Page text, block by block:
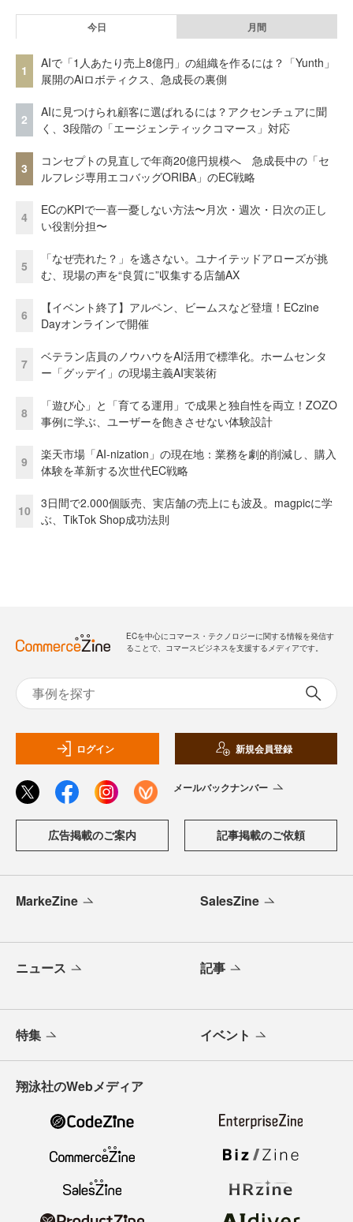
今日 月間
1
AIで「1人あたり売上8億円」の組織を作るには？「Yunth」
展開のAiロボティクス、急成長の裏側
2
AIに見つけられ顧客に選ばれるには？アクセンチュアに聞
く、3段階の「エージェンティックコマース」対応
3
コンセプトの見直しで年商20億円規模へ 急成長中の「セ
ルフレジ専用エコバッグORIBA」のEC戦略
4
ECのKPIで一喜一憂しない方法〜月次・週次・日次の正し
い役割分担〜
5
「なぜ売れた？」を逃さない。ユナイテッドアローズが挑
む、現場の声を“良質に”収集する店舗AX
6
【イベント終了】アルペン、ビームスなど登壇！ECzine
Dayオンラインで開催
7
ベテラン店員のノウハウをAI活用で標準化。ホームセンタ
ー「グッデイ」の現場主義AI実装術
8
「遊び心」と「育てる運用」で成果と独自性を両立！ZOZO
事例に学ぶ、ユーザーを飽きさせない体験設計
9
楽天市場「AI-nization」の現在地：業務を劇的削減し、購入
体験を革新する次世代EC戦略
10
3日間で2.000個販売、実店舗の売上にも波及。magpicに学
ぶ、TikTok Shop成功法則
ECを中心にコマース・テクノロジーに関する情報を発信す
ることで、コマースビジネスを支援するメディアです。
ログイン 新規会員登録
メールバックナンバー
広告掲載のご案内 記事掲載のご依頼
MarkeZine SalesZine
ニュース 記事
特集 イベント
翔泳社のWebメディア